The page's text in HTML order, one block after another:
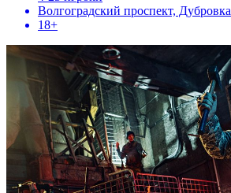
Волгоградский проспект, Дубровка
18+